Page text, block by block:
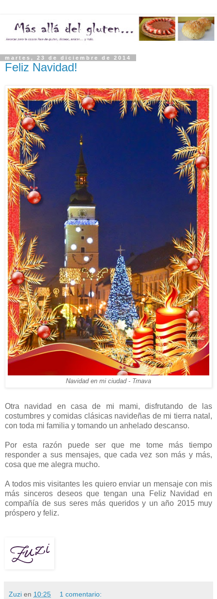
martes, 23 de diciembre de 2014
Feliz Navidad!
Navidad en mi ciudad - Trnava
Otra navidad en casa de mi mami, disfrutando de las
costumbres y comidas clásicas navideñas de mi tierra natal,
con toda mi familia y tomando un anhelado descanso.
Por esta razón puede ser que me tome más tiempo
responder a sus mensajes, que cada vez son más y más,
cosa que me alegra mucho.
A todos mis visitantes les quiero enviar un mensaje con mis
más sinceros deseos que tengan una Feliz Navidad en
compañía de sus seres más queridos y un año 2015 muy
próspero y feliz.
Zuzi en 10:25 1 comentario: